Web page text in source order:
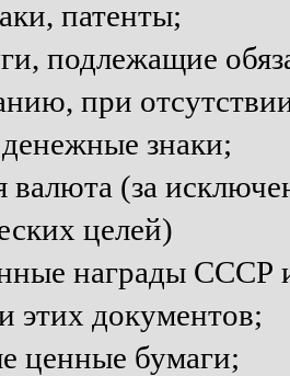
патенты;
подлежащие
при
знаки;
валюта (за
целей)
награды СССР
этих документов;
ценные бумаги;